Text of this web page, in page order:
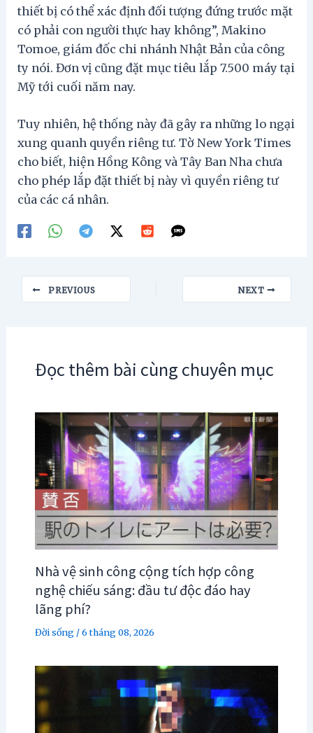
thiết bị có thể xác định đối tượng đứng trước mặt
có phải con người thực hay không”, Makino
Tomoe, giám đốc chi nhánh Nhật Bản của công
ty nói. Đơn vị cũng đặt mục tiêu lắp 7.500 máy tại
Mỹ tới cuối năm nay.
Tuy nhiên, hệ thống này đã gây ra những lo ngại
xung quanh quyền riêng tư. Tờ New York Times
cho biết, hiện Hồng Kông và Tây Ban Nha chưa
cho phép lắp đặt thiết bị này vì quyền riêng tư
của các cá nhân.
navigation
PREVIOUS NEXT
Đọc thêm bài cùng chuyên mục
Nhà vệ sinh công cộng tích hợp công
nghệ chiếu sáng: đầu tư độc đáo hay
lãng phí?
Đời sống/6 tháng 08, 2026